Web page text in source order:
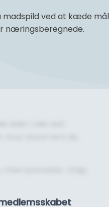
madspild ved at kæde
næringsberegnede.